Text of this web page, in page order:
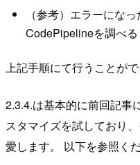
（参考）エラーにな
CodePipelineを調べる
上記手順にて行うことがで
2.3.4.は基本的に前回記事
スタマイズを試しており
愛します。 以下を参照くだ